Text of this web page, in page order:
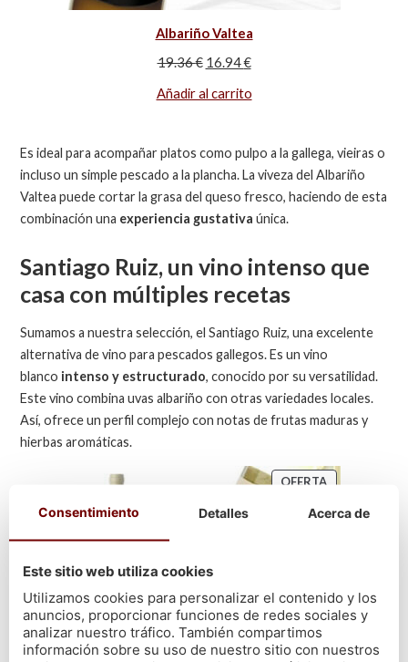
Albariño Valtea
19.36€ 16.94€
Añadir al carrito
Es ideal para acompañar platos como pulpo a la gallega, vieiras o
incluso un simple pescado a la plancha. La viveza del Albariño
Valtea puede cortar la grasa del queso fresco, haciendo de esta
combinación una experiencia gustativa única.
Santiago Ruiz, un vino intenso que
casa con múltiples recetas
Sumamos a nuestra selección, el Santiago Ruiz, una excelente
alternativa de vino para pescados gallegos. Es un vino
blanco intenso y estructurado, conocido por su versatilidad.
Este vino combina uvas albariño con otras variedades locales.
Así, ofrece un perfil complejo con notas de frutas maduras y
hierbas aromáticas.
OFERTA
Consentimiento Detalles Acerca de
Este sitio web utiliza cookies
Utilizamos cookies para personalizar el contenido y los
anuncios, proporcionar funciones de redes sociales y
analizar nuestro tráfico. También compartimos
información sobre su uso de nuestro sitio con nuestros